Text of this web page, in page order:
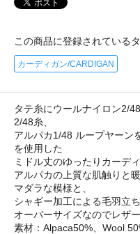
この商品に登録されている
カーディガン/CARDIGAN
タテ糸にウールナイロン2/
2/48糸、
アルパカ1/48 ループヤーン
を使用した
ミドル丈のゆったりカーディ
アルパカの上質な肌触りと
マダラな模様と、
シャギー加工による毛羽立
オーバーサイズなのでレザ
素材：Alpaca50%、Wool